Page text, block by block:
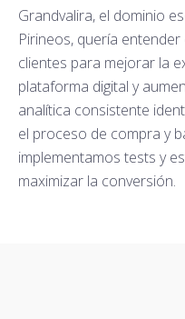
Grandvalira, el dominio
Pirineos, quería
clientes para mejorar la
plataforma digital y
analítica consistente
el proceso de compra y
implementamos tests y
maximizar la conversión.